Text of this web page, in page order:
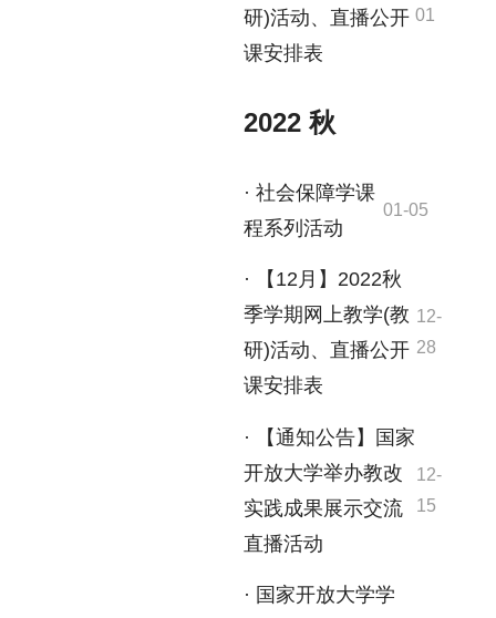
研)活动、直播公开
课安排表
01
2022 秋
· 社会保障学课
程系列活动
01-05
· 【12月】2022秋
季学期网上教学(教
研)活动、直播公开
课安排表
12-
28
· 【通知公告】国家
开放大学举办教改
实践成果展示交流
直播活动
12-
15
· 国家开放大学学